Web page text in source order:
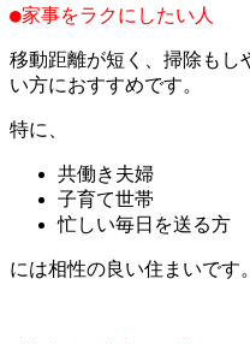
●家事をラクにしたい人
移動距離が短く、掃除もし
い方におすすめです。
特に、
共働き夫婦
子育て世帯
忙しい毎日を送る方
には相性の良い住まいです。